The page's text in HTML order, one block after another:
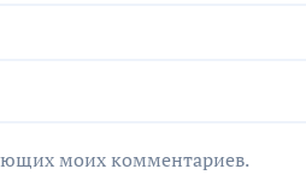
моих комментариев.